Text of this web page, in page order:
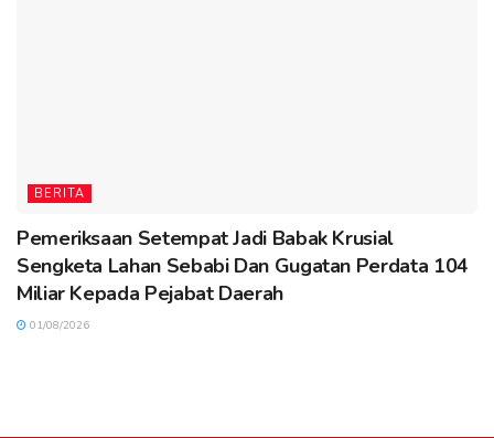
BERITA
Pemeriksaan Setempat Jadi Babak Krusial
Sengketa Lahan Sebabi Dan Gugatan Perdata 104
Miliar Kepada Pejabat Daerah
01/08/2026